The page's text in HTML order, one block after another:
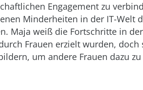
Engagement zu
Minderheiten in der IT-Welt
Maja weiß die Fortschritte in
Frauen erzielt wurden, doch
um andere Frauen dazu